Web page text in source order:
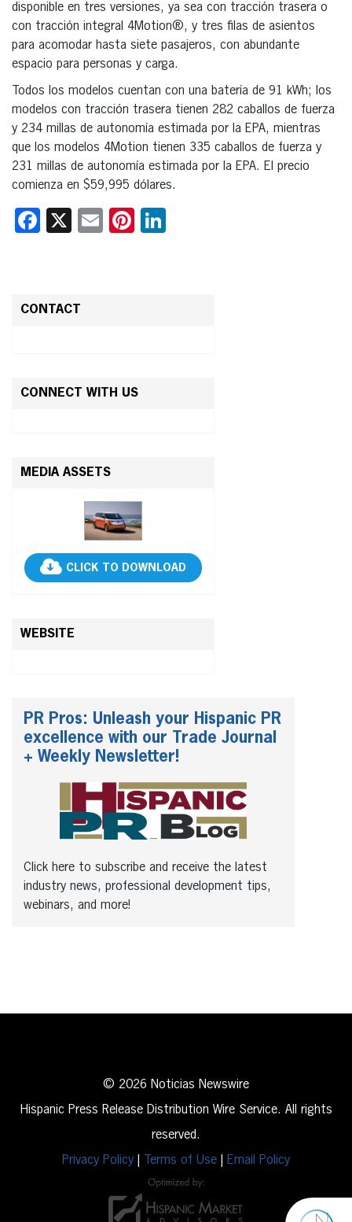
disponible en tres versiones, ya sea con tracción trasera o
con tracción integral 4Motion®, y tres filas de asientos
para acomodar hasta siete pasajeros, con abundante
espacio para personas y carga.
Todos los modelos cuentan con una batería de 91 kWh; los
modelos con tracción trasera tienen 282 caballos de fuerza
y 234 millas de autonomía estimada por la EPA, mientras
que los modelos 4Motion tienen 335 caballos de fuerza y
231 millas de autonomía estimada por la EPA. El precio
comienza en $59,995 dólares.
Facebook
X EmailPinterest
CONTACT
CONNECT WITH US
MEDIA ASSETS
CLICK TO DOWNLOAD
WEBSITE
PR Pros: Unleash your Hispanic PR
excellence with our Trade Journal
+ Weekly Newsletter!
Click here to subscribe and receive the latest
industry news, professional development tips,
webinars, and more!
© 2026 Noticias Newswire
Hispanic Press Release Distribution Wire Service. All rights
reserved.
Privacy Policy
Terms of Use Email Policy